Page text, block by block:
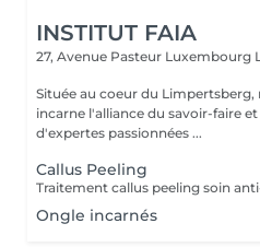
INSTITUT FAIA
27, Avenue Pasteur Luxembourg
Située au coeur du
incarne l'alliance du savoir-faire et de
d'expertes passionnées ...
Callus Peeling
Ongle incarnés